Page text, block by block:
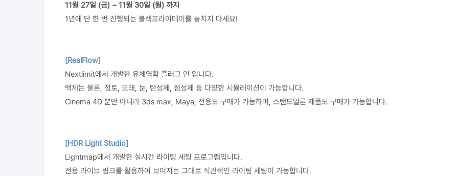
11월 27일 (금) ~ 11월 30일 (월) 까지
1년에 단 한 번 진행되는 블랙프라이데이를 놓치지 마세요!
[RealFlow]
Nextlimit에서 개발한 유체역학 플러그 인 입니다.
액체는 물론, 점토, 모래, 눈, 탄성체, 점성체 등 다양한 시뮬레이션이 가능합니다.
Cinema 4D 뿐만 아니라 3ds max, Maya, 전용도 구매가 가능하며, 스탠드얼론 제품도 구매가 가능합니다.
[HDR Light Studio]
Lightmap에서 개발한 실시간 라이팅 세팅 프로그램입니다.
전용 라이브 링크를 활용하여 보여지는 그대로 직관적인 라이팅 세팅이 가능합니다.